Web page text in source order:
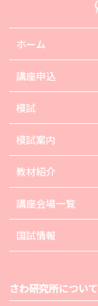
ホーム
講座申込
模試
模試案内
教材紹介
講座会場一覧
国試情報
さわ研究所について